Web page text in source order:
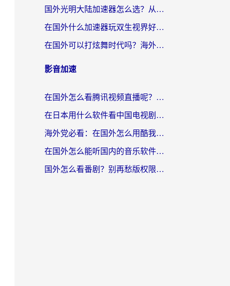
国外光明大陆加速器怎么选？从卡顿到丝滑的终极指南（含德国玩走开外星人墨西哥玩俄罗斯方块技巧）
在国外什么加速器玩双生视界好用？海外党亲测不踩坑的终极指南
在国外可以打炫舞时代吗？海外玩家国服游戏加速全攻略（附实测推荐）
影音加速
在国外怎么看腾讯视频直播呢？留学生亲测有效的回国加速指南
在日本用什么软件看中国电视剧呢？留学生亲测有效的回国加速方案
海外党必看：在国外怎么用酷我音乐听音乐？告别“地区不支持”的实用指南
在国外怎么能听国内的音乐软件？别让版权限制断了你的“中文歌单”
国外怎么看番剧？别再愁版权限制！一个工具解决所有回国追剧难题